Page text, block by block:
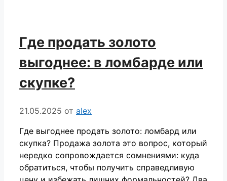
Где продать золото
выгоднее: в ломбарде или
скупке?
21.05.2025 от alex
Где выгоднее продать золото: ломбард или
скупка? Продажа золота это вопрос, который
нередко сопровождается сомнениями: куда
обратиться, чтобы получить справедливую